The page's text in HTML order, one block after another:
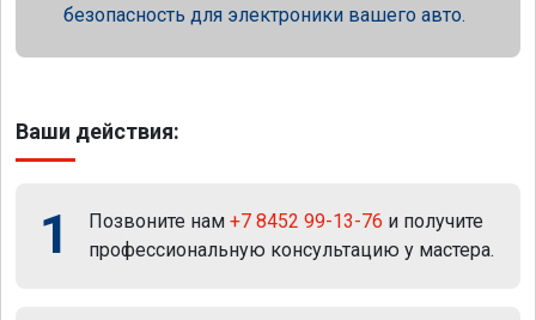
безопасность для электроники вашего авто.
Ваши действия:
1 Позвоните нам +7 8452 99-13-76 и получите
профессиональную консультацию у мастера.